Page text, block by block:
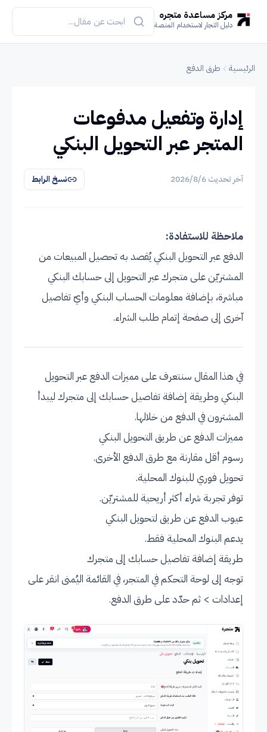
مركز مساعدة متجره
دليل التجار لاستخدام المنصة
الرئيسية طرق الدفع
إدارة وتفعيل مدفوعات
المتجر عبر التحويل البنكي
آخر تحديث6‏/8‏/2026 نسخ الرابط
ملاحظة للاستفادة:
الدفع عبر التحويل البنكي يُقصد به تحصيل المبيعات من
المشتريّن على متجرك عبر التحويل إلى حسابك البنكي
مباشرة، بإضافة معلومات الحساب البنكي وأيّ تفاصيل
آخرى إلى صفحة إتمام طلب الشراء.
في هذا المقال سنتعرف على مميزات الدفع عبر التحويل
البنكي وطريقة إضافة تفاصيل حسابك إلى متجرك ليبدأ
المشترون في الدفع من خلالها.
مميزات الدفع عن طريق التحويل البنكي
رسوم أقل مقارنة مع طرق الدفع الأخرى.
تحويل فوري للبنوك المحلية.
توفر تجربة شراء أكثر أريحية للمشتريّن.
عيوب الدفع عن طريق لتحويل البنكي
يدعم البنوك المحلية فقط.
طريقة إضافة تفاصيل حسابك إلى متجرك
توجه إلى لوحة التحكم في المتجر، في القائمة اليُمنى انقر على
إعدادات > ثم حدّد على طرق الدفع.